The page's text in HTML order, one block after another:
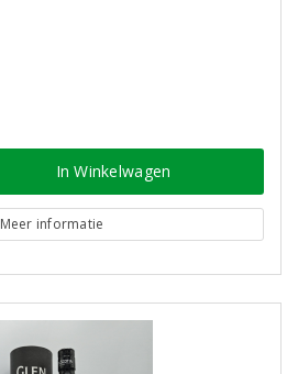
In Winkelwagen
Meer informatie